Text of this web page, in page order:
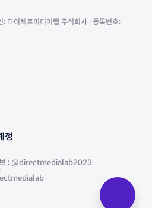
: 다이렉트미디어랩 주식회사 | 등록번호:
정
브 : @directmedialab2023